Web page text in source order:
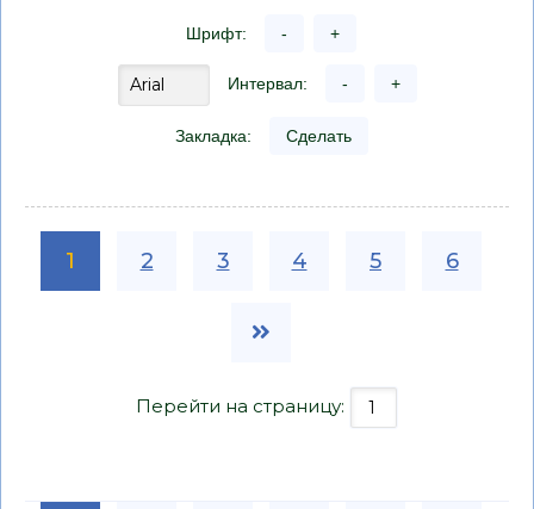
Шрифт: - +
Интервал: - +
Закладка: Сделать
1 2 3 4 5 6
Перейти на страницу: